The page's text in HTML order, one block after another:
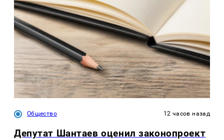
Общество 12 часов назад
Депутат Шантаев оценил законопроект